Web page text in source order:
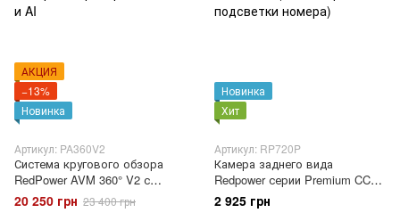
АКЦИЯ
−13%
Новинка
Артикул: PA360V2
Система кругового обзора
RedPower AVM 360° V2 с
регистратором PA360 и AI
20 250 грн 23 400 грн
Новинка
Хит
Артикул: RP720P
Камера заднего вида
Redpower серии Premium CCD
720P (под плафон подсветки
номера)
2 925 грн